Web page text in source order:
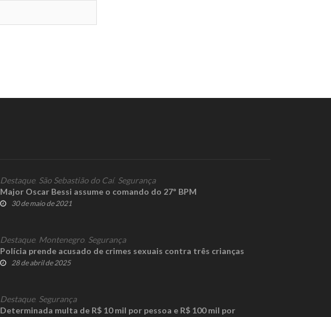
Destaque, São Sebastião do Caí, Segurança
Major Oscar Bessi assume o comando do 27º BPM
30 de maio de 2021
Destaque, Montenegro Segurança
Polícia prende acusado de crimes sexuais contra três crianças
28 de abril de 2025
Destaque, Segurança
Determinada multa de R$ 10 mil por pessoa e R$ 100 mil por